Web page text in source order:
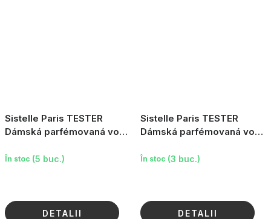
Sistelle Paris TESTER
Dámská parfémovaná voda
În stoc (5 buc.)
DETALII
Sistelle Paris TESTER
Dámská parfémovaná voda
În stoc (3 buc.)
DETALII